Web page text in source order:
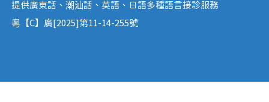
提供廣東話、潮汕話、英語、日語多種語言接診服務
粵【C】廣[2025]第11-14-255號